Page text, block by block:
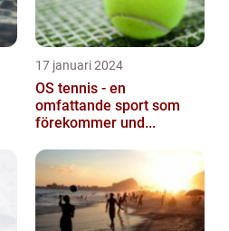
17 januari 2024
OS tennis - en
omfattande sport som
förekommer und...